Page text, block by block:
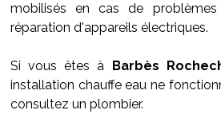
mobilisés en cas de
réparation d'appareils électriques.
Si vous êtes à Barbès
installation chauffe eau ne
consultez un plombier.